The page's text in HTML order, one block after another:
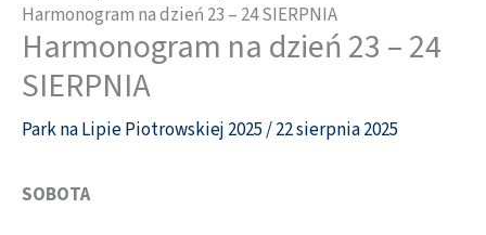
Harmonogram na dzień 23 – 24 SIERPNIA
Harmonogram na dzień 23 – 24
SIERPNIA
Park na Lipie Piotrowskiej 2025/22 sierpnia 2025
SOBOTA